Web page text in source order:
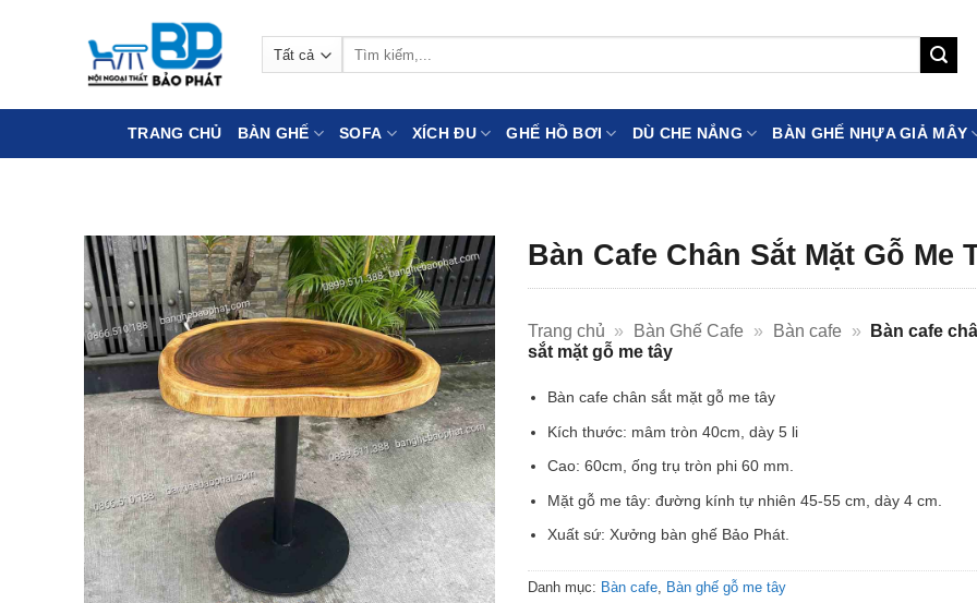
TRANG CHỦ BÀN GHẾ SOFA XÍCH ĐU GHẾ HỒ BƠI DÙ CHE NẮNG BÀN GHẾ NHỰA GIẢ MÂY
Bàn Cafe Chân Sắt Mặt Gỗ Me
Trang chủ » Bàn Ghế Cafe » Bàn cafe »
Bàn cafe
sắt mặt gỗ me tây
Bàn cafe chân sắt mặt gỗ me tây
Kích thước: mâm tròn 40cm, dày 5 li
Cao: 60cm, ống trụ tròn phi 60 mm.
Mặt gỗ me tây: đường kính tự nhiên 45-55 cm, dày 4 cm.
Xuất sứ: Xưởng bàn ghế Bảo Phát.
Danh mục: Bàn cafe, Bàn ghế gỗ me tây